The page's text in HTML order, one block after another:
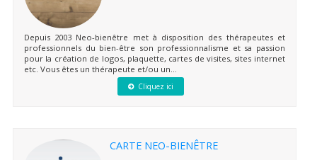
Depuis 2003 Neo-bienêtre met à disposition des thérapeutes et
professionnels du bien-être son professionnalisme et sa passion
pour la création de logos, plaquette, cartes de visites, sites internet
etc. Vous êtes un thérapeute et/ou un...
Cliquez ici
CARTE NEO-BIENÊTRE